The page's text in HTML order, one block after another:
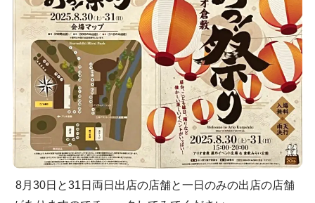
8月30日と31日両日出店の店舗と一日のみの出店の店舗